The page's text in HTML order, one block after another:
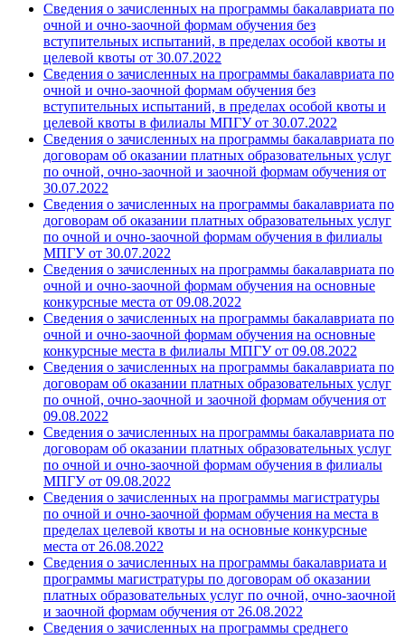
Сведения о зачисленных на программы бакалавриата по
очной и очно-заочной формам обучения без
вступительных испытаний, в пределах особой квоты и
целевой квоты от 30.07.2022
Сведения о зачисленных на программы бакалавриата по
очной и очно-заочной формам обучения без
вступительных испытаний, в пределах особой квоты и
целевой квоты в филиалы МПГУ от 30.07.2022
Сведения о зачисленных на программы бакалавриата по
договорам об оказании платных образовательных услуг
по очной, очно-заочной и заочной формам обучения от
30.07.2022
Сведения о зачисленных на программы бакалавриата по
договорам об оказании платных образовательных услуг
по очной и очно-заочной формам обучения в филиалы
МПГУ от 30.07.2022
Сведения о зачисленных на программы бакалавриата по
очной и очно-заочной формам обучения на основные
конкурсные места от 09.08.2022
Сведения о зачисленных на программы бакалавриата по
очной и очно-заочной формам обучения на основные
конкурсные места в филиалы МПГУ от 09.08.2022
Сведения о зачисленных на программы бакалавриата по
договорам об оказании платных образовательных услуг
по очной, очно-заочной и заочной формам обучения от
09.08.2022
Сведения о зачисленных на программы бакалавриата по
договорам об оказании платных образовательных услуг
по очной и очно-заочной формам обучения в филиалы
МПГУ от 09.08.2022
Сведения о зачисленных на программы магистратуры
по очной и очно-заочной формам обучения на места в
пределах целевой квоты и на основные конкурсные
места от 26.08.2022
Сведения о зачисленных на программы бакалавриата и
программы магистратуры по договорам об оказании
платных образовательных услуг по очной, очно-заочной
и заочной формам обучения от 26.08.2022
Сведения о зачисленных на программы среднего